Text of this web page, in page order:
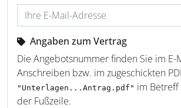
Angaben zum Vertrag
Die Angebotsnummer finden Sie im E-
Anschreiben bzw. im zugeschickten
"Unterlagen...Antrag.pdf" im
der Fußzeile.